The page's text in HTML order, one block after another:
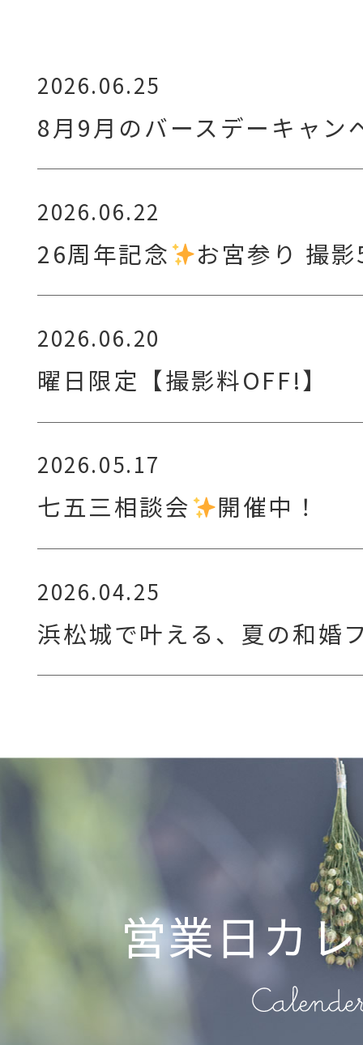
2026.06.25
8月9月のバースデーキャン
2026.06.22
26周年記念 お宮参り 撮
2026.06.20
曜日限定【撮影料OFF!】
2026.05.17
七五三相談会 開催中！
2026.04.25
浜松城で叶える、夏の和婚
営業日カ